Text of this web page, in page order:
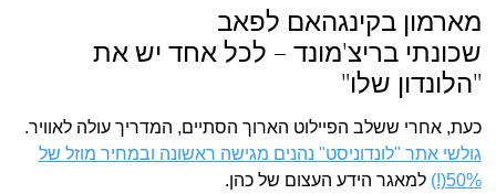
מארמון בקינגהאם לפאב
שכונתי בריצ'מונד – לכל אחד יש את
"הלונדון שלו"
כעת, אחרי ששלב הפיילוט הארוך הסתיים, המדריך עולה לאוויר.
גולשי אתר "לונדוניסט" נהנים מגישה ראשונה ובמחיר מוזל של
50%(!)
למאגר הידע העצום של כהן.